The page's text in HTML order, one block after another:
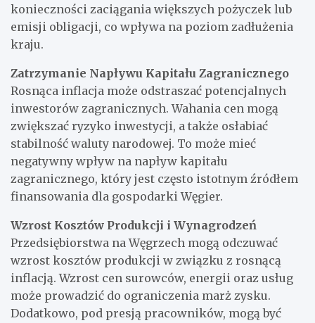
konieczności zaciągania większych pożyczek lub
emisji obligacji, co wpływa na poziom zadłużenia
kraju.
Zatrzymanie Napływu Kapitału Zagranicznego
Rosnąca inflacja może odstraszać potencjalnych
inwestorów zagranicznych. Wahania cen mogą
zwiększać ryzyko inwestycji, a także osłabiać
stabilność waluty narodowej. To może mieć
negatywny wpływ na napływ kapitału
zagranicznego, który jest często istotnym źródłem
finansowania dla gospodarki Węgier.
Wzrost Kosztów Produkcji i Wynagrodzeń
Przedsiębiorstwa na Węgrzech mogą odczuwać
wzrost kosztów produkcji w związku z rosnącą
inflacją. Wzrost cen surowców, energii oraz usług
może prowadzić do ograniczenia marż zysku.
Dodatkowo, pod presją pracowników, mogą być